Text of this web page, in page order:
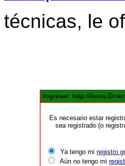
técnicas, le
Ingresar: http://
Es necesario estar
sea registrado (o
Ya tengo miregistro
Aún no tengo mi